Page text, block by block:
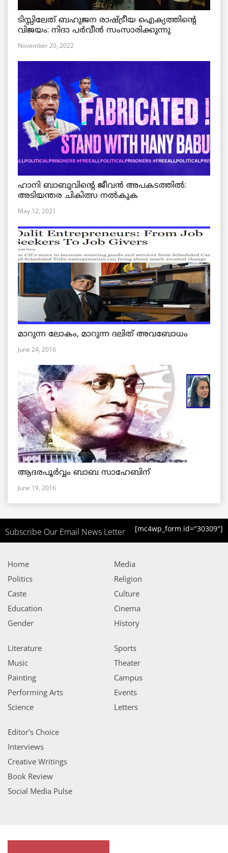
ടിസ്സിലേത് ബഹുജന രാഷ്ട്രീയ ഐക്യത്തിന്റെ
വിജയം: നിദാ പർവീൻ സംസാരിക്കുന്നു
November 20, 2022
ഹാനി ബാബുവിന്റെ ജീവൻ അപകടത്തിൽ:
അടിയന്തര ചികിത്സ നൽകുക
May 12, 2021
മാറുന്ന ലോകം, മാറുന്ന ദലിത് അവബോധം
June 24, 2016
ആദരപൂര്‍വ്വം ബാബ സാഹേബിന്
June 19, 2016
Subscribe Our Email News Letter [mc4wp_form id="30309"]
Home
Politics
Caste
Education
Gender
Media
Religion
Culture
Cinema
History
Literature
Music
Painting
Performing Arts
Science
Sports
Theater
Campus
Events
Letters
Editor’s Choice
Interviews
Creative Writings
Book Review
Social Media Pulse